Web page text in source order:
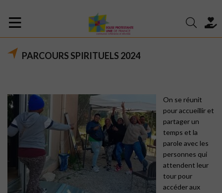
PARCOURS SPIRITUELS 2024
On se réunit
pour accueillir et
partager un
temps et la
parole avec les
personnes qui
attendent leur
tour pour
accéder aux